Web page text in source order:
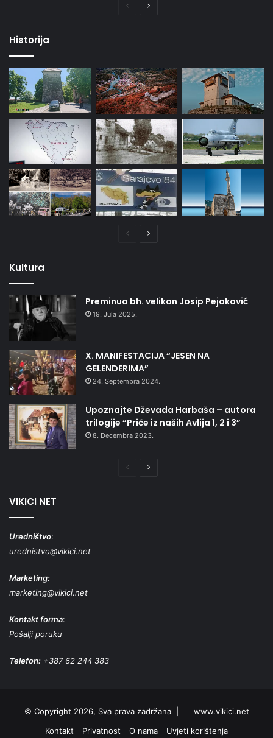
PrethodnaNaredna
Historija
PrethodnaNaredna
Kultura
Preminuo bh. velikan Josip Pejaković
19. Jula 2025.
X. MANIFESTACIJA “JESEN NA
GELENDERIMA”
24. Septembra 2024.
Upoznajte Dževada Harbaša – autora
trilogije “Priče iz naših Avlija 1, 2 i 3”
8. Decembra 2023.
PrethodnaNaredna
VIKICI NET
Uredništvo:
urednistvo@vikici.net
Marketing:
marketing@vikici.net
Kontakt forma:
Pošalji poruku
Telefon: +387 62 244 383
© Copyright 2026, Sva prava zadržana |
www.vikici.net
Kontakt
Privatnost O nama Uvjeti korištenja